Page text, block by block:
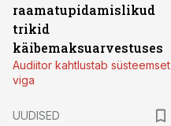
raamatupidamislikud
trikid
käibemaksuarvestuses
Audiitor kahtlustab süsteemset
viga
UUDISED